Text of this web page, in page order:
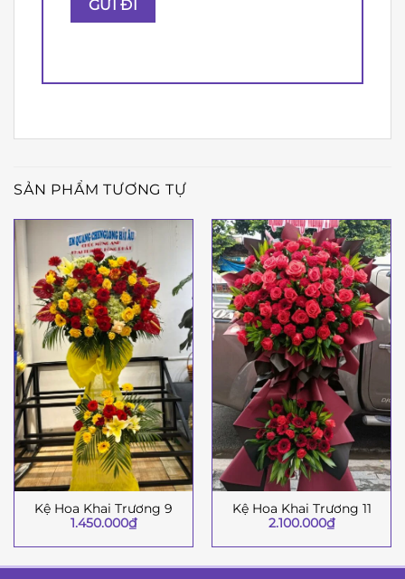
SẢN PHẨM TƯƠNG TỰ
Kệ Hoa Khai Trương 9
1.450.000₫
Kệ Hoa Khai Trương 11
2.100.000₫